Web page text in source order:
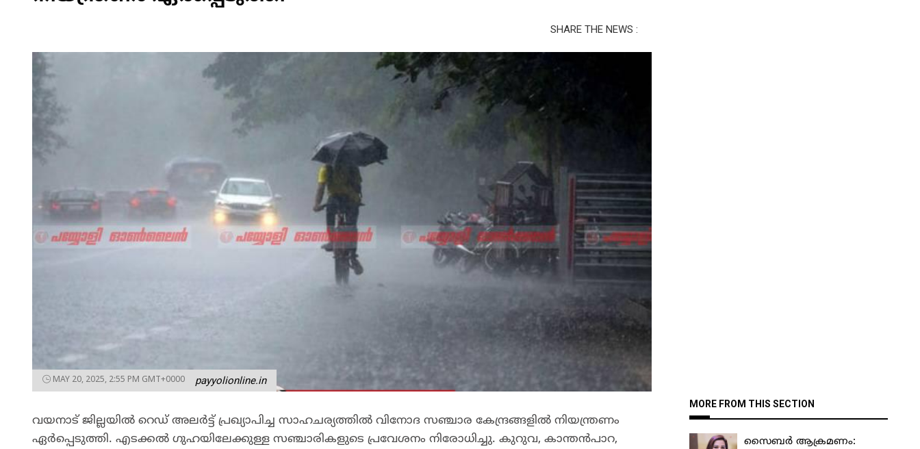
SHARE THE NEWS :
MAY 20, 2025, 2:55 PM GMT+0000 payyolionline.in
വയനാട് ജില്ലയിൽ റെഡ് അലർട്ട് പ്രഖ്യാപിച്ച സാഹചര്യത്തിൽ വിനോദ സഞ്ചാര കേന്ദ്രങ്ങളിൽ നിയന്ത്രണം
ഏർപ്പെടുത്തി. എടക്കൽ ഗുഹയിലേക്കുള്ള സഞ്ചാരികളുടെ പ്രവേശനം നിരോധിച്ചു. കുറുവ, കാന്തൻപാറ,
MORE FROM THIS SECTION
സൈബർ ആക്രമണം: